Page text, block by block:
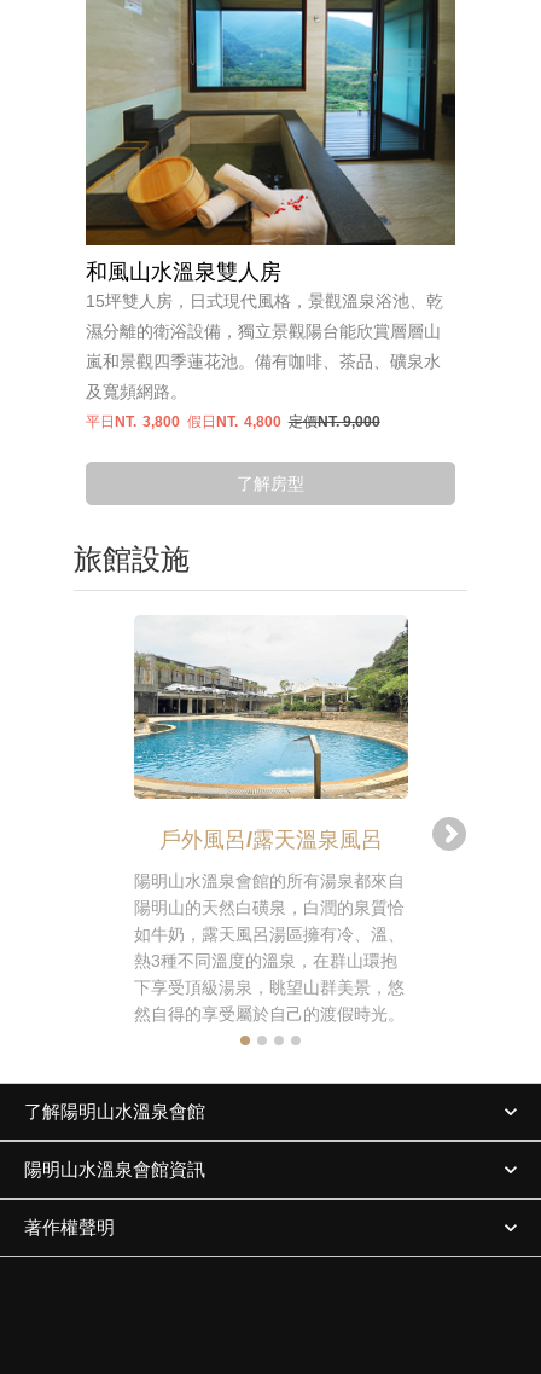
和風山水溫泉雙人房
15坪雙人房，日式現代風格，景觀溫泉浴池、乾
濕分離的衛浴設備，獨立景觀陽台能欣賞層層山
嵐和景觀四季蓮花池。備有咖啡、茶品、礦泉水
及寬頻網路。
平日NT. 3,800 假日NT. 4,800定價NT. 9,000
了解房型
旅館設施
戶外風呂/露天溫泉風呂
陽明山水溫泉會館的所有湯泉都來自
陽明山的天然白磺泉，白潤的泉質恰
如牛奶，露天風呂湯區擁有冷、溫、
熱3種不同溫度的溫泉，在群山環抱
下享受頂級湯泉，眺望山群美景，悠
然自得的享受屬於自己的渡假時光。
了解陽明山水溫泉會館
陽明山水溫泉會館資訊
著作權聲明